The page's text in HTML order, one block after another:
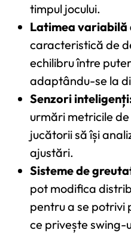
timpul jocului.
Latimea variabilă
caracteristică de
echilibru între
adaptându-se la
Senzori
urmări metricile
jucătorii să își
ajustări.
Sisteme de
pot modifica
pentru a se potrivi
ce privește swing-